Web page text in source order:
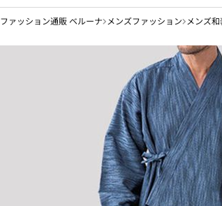
ファッション通販 ベルーナ メンズファッション メンズ